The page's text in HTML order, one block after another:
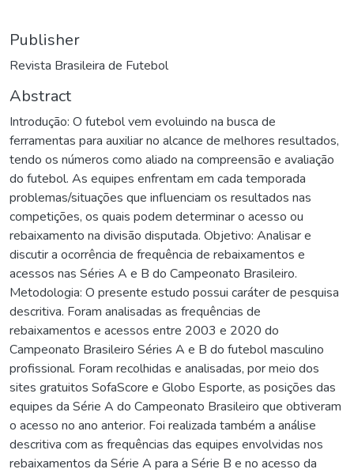
Publisher
Revista Brasileira de Futebol
Abstract
Introdução: O futebol vem evoluindo na busca de
ferramentas para auxiliar no alcance de melhores resultados,
tendo os números como aliado na compreensão e avaliação
do futebol. As equipes enfrentam em cada temporada
problemas/situações que influenciam os resultados nas
competições, os quais podem determinar o acesso ou
rebaixamento na divisão disputada. Objetivo: Analisar e
discutir a ocorrência de frequência de rebaixamentos e
acessos nas Séries A e B do Campeonato Brasileiro.
Metodologia: O presente estudo possui caráter de pesquisa
descritiva. Foram analisadas as frequências de
rebaixamentos e acessos entre 2003 e 2020 do
Campeonato Brasileiro Séries A e B do futebol masculino
profissional. Foram recolhidas e analisadas, por meio dos
sites gratuitos SofaScore e Globo Esporte, as posições das
equipes da Série A do Campeonato Brasileiro que obtiveram
o acesso no ano anterior. Foi realizada também a análise
descritiva com as frequências das equipes envolvidas nos
rebaixamentos da Série A para a Série B e no acesso da